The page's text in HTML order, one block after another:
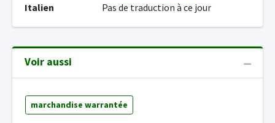
Italien
Pas de traduction à ce jour
Voir aussi
marchandise warrantée